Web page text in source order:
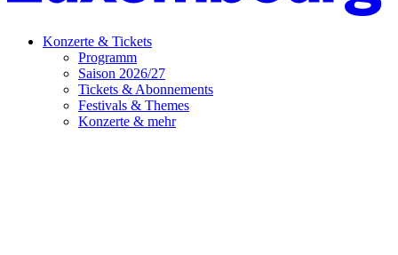
Konzerte & Tickets
Programm
Saison 2026/27
Tickets & Abonnements
Festivals & Themes
Konzerte & mehr